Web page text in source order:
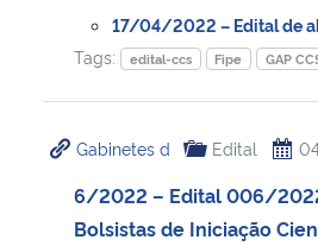
17/04/2022 – Edital de
Tags:
edital-ccs Fipe GAP
Gabinetes d Edital
6/2022 – Edital 006/
Bolsistas de Iniciação